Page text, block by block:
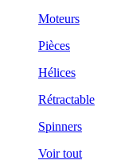
Moteurs
Pièces
Hélices
Rétractable
Spinners
Voir tout